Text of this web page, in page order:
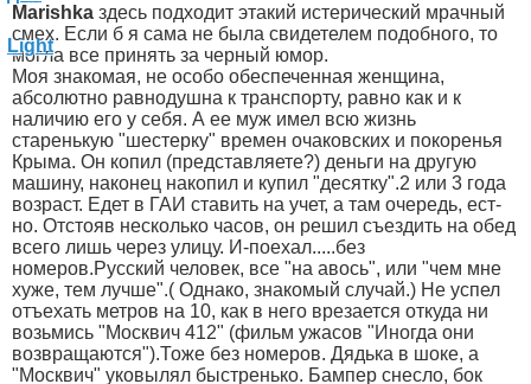
Marishka здесь подходит этакий истерический мрачный
смех. Если б я сама не была свидетелем подобного, то
могла все принять за черный юмор.
Моя знакомая, не особо обеспеченная женщина,
абсолютно равнодушна к транспорту, равно как и к
наличию его у себя. А ее муж имел всю жизнь
старенькую "шестерку" времен очаковских и покоренья
Крыма. Он копил (представляете?) деньги на другую
машину, наконец накопил и купил "десятку".2 или 3 года
возраст. Едет в ГАИ ставить на учет, а там очередь, ест-
но. Отстояв несколько часов, он решил съездить на обед
всего лишь через улицу. И-поехал.....без
номеров.Русский человек, все "на авось", или "чем мне
хуже, тем лучше".( Однако, знакомый случай.) Не успел
отъехать метров на 10, как в него врезается откуда ни
возьмись "Москвич 412" (фильм ужасов "Иногда они
возвращаются").Тоже без номеров. Дядька в шоке, а
"Москвич" уковылял быстренько. Бампер снесло, бок